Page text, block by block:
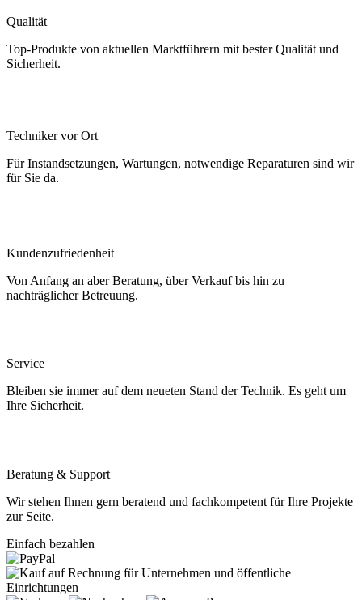
Qualität
Top-Produkte von aktuellen Marktführern mit bester Qualität und
Sicherheit.
Techniker vor Ort
Für Instandsetzungen, Wartungen, notwendige Reparaturen sind wir
für Sie da.
Kundenzufriedenheit
Von Anfang an aber Beratung, über Verkauf bis hin zu
nachträglicher Betreuung.
Service
Bleiben sie immer auf dem neueten Stand der Technik. Es geht um
Ihre Sicherheit.
Beratung & Support
Wir stehen Ihnen gern beratend und fachkompetent für Ihre Projekte
zur Seite.
Einfach bezahlen